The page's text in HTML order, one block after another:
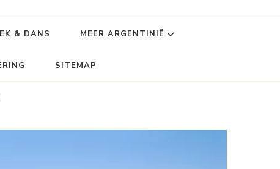
& DANS MEER ARGENTINIË
SITEMAP